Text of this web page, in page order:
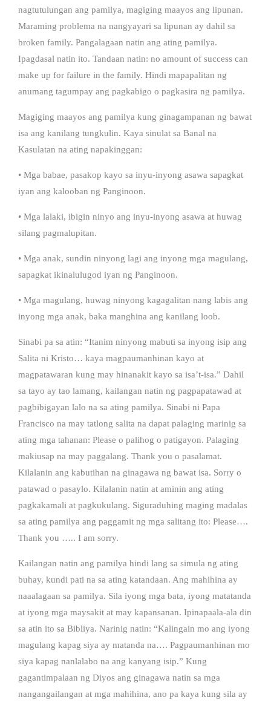
nagtutulungan ang pamilya, magiging maayos ang lipunan.
Maraming problema na nangyayari sa lipunan ay dahil sa
broken family. Pangalagaan natin ang ating pamilya.
Ipagdasal natin ito. Tandaan natin: no amount of success can
make up for failure in the family. Hindi mapapalitan ng
anumang tagumpay ang pagkabigo o pagkasira ng pamilya.
Magiging maayos ang pamilya kung ginagampanan ng bawat
isa ang kanilang tungkulin. Kaya sinulat sa Banal na
Kasulatan na ating napakinggan:
• Mga babae, pasakop kayo sa inyu-inyong asawa sapagkat
iyan ang kalooban ng Panginoon.
• Mga lalaki, ibigin ninyo ang inyu-inyong asawa at huwag
silang pagmalupitan.
• Mga anak, sundin ninyong lagi ang inyong mga magulang,
sapagkat ikinalulugod iyan ng Panginoon.
• Mga magulang, huwag ninyong kagagalitan nang labis ang
inyong mga anak, baka manghina ang kanilang loob.
Sinabi pa sa atin: “Itanim ninyong mabuti sa inyong isip ang
Salita ni Kristo… kaya magpaumanhinan kayo at
magpatawaran kung may hinanakit kayo sa isa’t-isa.” Dahil
sa tayo ay tao lamang, kailangan natin ng pagpapatawad at
pagbibigayan lalo na sa ating pamilya. Sinabi ni Papa
Francisco na may tatlong salita na dapat palaging marinig sa
ating mga tahanan: Please o palihog o patigayon. Palaging
makiusap na may paggalang. Thank you o pasalamat.
Kilalanin ang kabutihan na ginagawa ng bawat isa. Sorry o
patawad o pasaylo. Kilalanin natin at aminin ang ating
pagkakamali at pagkukulang. Siguraduhing maging madalas
sa ating pamilya ang paggamit ng mga salitang ito: Please….
Thank you ….. I am sorry.
Kailangan natin ang pamilya hindi lang sa simula ng ating
buhay, kundi pati na sa ating katandaan. Ang mahihina ay
naaalagaan sa pamilya. Sila iyong mga bata, iyong matatanda
at iyong mga maysakit at may kapansanan. Ipinapaala-ala din
sa atin ito sa Bibliya. Narinig natin: “Kalingain mo ang iyong
magulang kapag siya ay matanda na…. Pagpaumanhinan mo
siya kapag nanlalabo na ang kanyang isip.” Kung
gagantimpalaan ng Diyos ang ginagawa natin sa mga
nangangailangan at mga mahihina, ano pa kaya kung sila ay